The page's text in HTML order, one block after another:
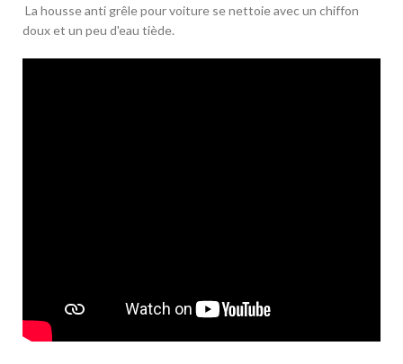
La housse anti grêle pour voiture se nettoie avec un chiffon
doux et un peu d'eau tiède.